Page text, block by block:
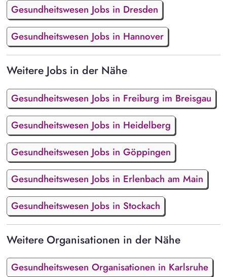
Gesundheitswesen Jobs in Dresden
Gesundheitswesen Jobs in Hannover
Weitere Jobs in der Nähe
Gesundheitswesen Jobs in Freiburg im Breisgau
Gesundheitswesen Jobs in Heidelberg
Gesundheitswesen Jobs in Göppingen
Gesundheitswesen Jobs in Erlenbach am Main
Gesundheitswesen Jobs in Stockach
Weitere Organisationen in der Nähe
Gesundheitswesen Organisationen in Karlsruhe